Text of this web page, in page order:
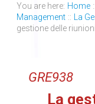
You are here: Home ::
Management :: La
gestione delle riunioni
GRE938
La